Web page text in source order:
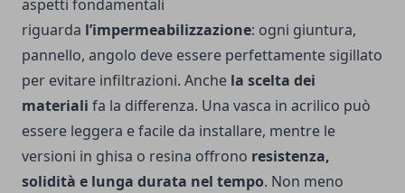
aspetti fondamentali
riguarda l’impermeabilizzazione: ogni giuntura,
pannello, angolo deve essere perfettamente sigillato
per evitare infiltrazioni. Anche la scelta dei
materiali fa la differenza. Una vasca in acrilico può
essere leggera e facile da installare, mentre le
versioni in ghisa o resina offrono resistenza,
solidità e lunga durata nel tempo. Non meno